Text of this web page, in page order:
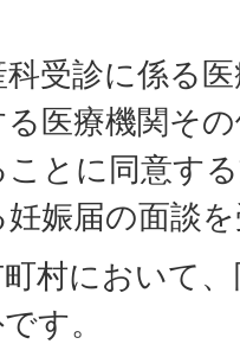
受診に係る
医療機関そ
とに同意す
娠届の面談
町村において
す。